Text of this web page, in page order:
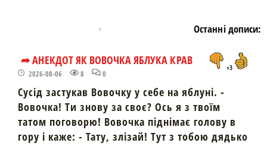
Останні дописи:
➦ АНЕКДОТ ЯК ВОВОЧКА ЯБЛУКА КРАВ
2026-08-06 8 0
+3
Сусід застукав Вовочку у себе на яблуні. -
Вовочка! Ти знову за своє? Ось я з твоїм
татом поговорю! Вовочка піднімає голову в
гору і каже: - Тату, злізай! Тут з тобою дядько